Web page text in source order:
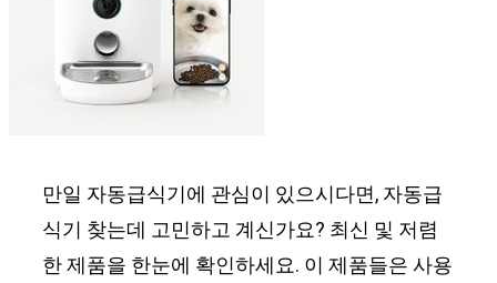
만일 자동급식기에 관심이 있으시다면, 자동급
식기 찾는데 고민하고 계신가요? 최신 및 저렴
한 제품을 한눈에 확인하세요. 이 제품들은 사용